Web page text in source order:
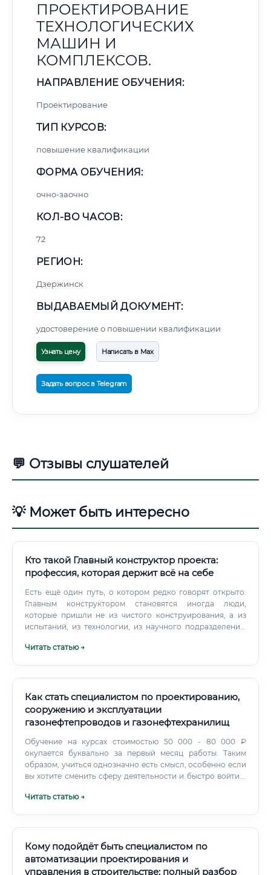
ПРОЕКТИРОВАНИЕ
ТЕХНОЛОГИЧЕСКИХ
МАШИН И
КОМПЛЕКСОВ.
НАПРАВЛЕНИЕ ОБУЧЕНИЯ:
Проектирование
ТИП КУРСОВ:
повышение квалификации
ФОРМА ОБУЧЕНИЯ:
очно-заочно
КОЛ-ВО ЧАСОВ:
72
РЕГИОН:
Дзержинск
ВЫДАВАЕМЫЙ ДОКУМЕНТ:
удостоверение о повышении квалификации
Узнать цену Написать в Max
Задать вопрос в Telegram
💬 Отзывы слушателей
💡 Может быть интересно
Кто такой Главный конструктор проекта:
профессия, которая держит всё на себе
Есть ещё один путь, о котором редко говорят открыто.
Главным конструктором становятся иногда люди,
которые пришли не из чистого конструирования, а из
испытаний, из технологии, из научного подразделения.
видение.
Читать статью →
Как стать специалистом по проектированию,
сооружению и эксплуатации
газонефтепроводов и газонефтехранилищ
Обучение на курсах стоимостью 50 000 - 80 000 ₽
окупается буквально за первый месяц работы. Таким
образом, учиться однозначно есть смысл, особенно если
вы хотите сменить сферу деятельности и быстро войти в
Читать статью →
Кому подойдёт быть специалистом по
автоматизации проектирования и
управления в строительстве: полный разбор